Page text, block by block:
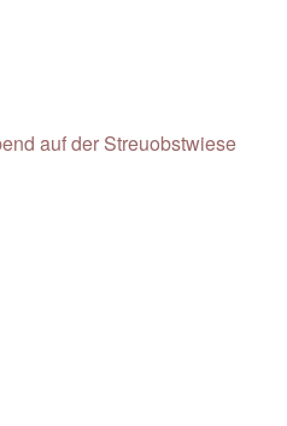
auf der Streuobstwiese